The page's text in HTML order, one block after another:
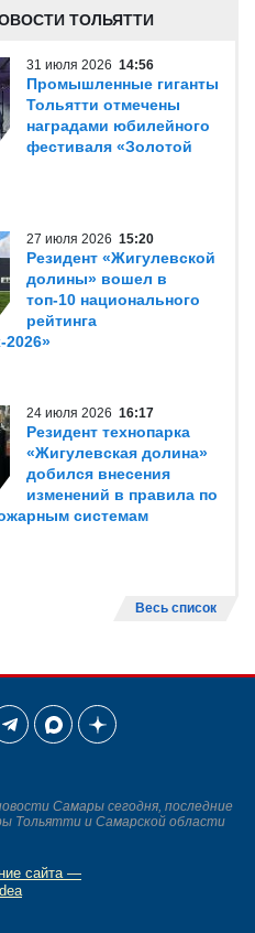
ТОЛЬЯТТИ
31 июля 2026 14:56
Промышленные гиганты
Тольятти отмечены
наградами юбилейного
фестиваля «Золотой
27 июля 2026 15:20
Резидент «Жигулевской
долины» вошел в
топ-10 национального
рейтинга
2026»
24 июля 2026 16:17
Резидент технопарка
«Жигулевская долина»
добился внесения
изменений в правила по
системам
Весь список
Самары сегодня, последние
Тольятти и Самарской области
сайта —